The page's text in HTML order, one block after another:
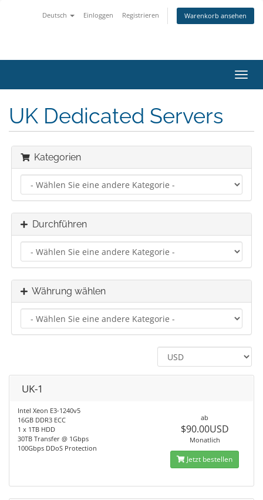
Deutsch Einloggen Registrieren Warenkorb ansehen
ein-/
UK Dedicated Servers
Kategorien
Durchführen
Währung wählen
UK-1
Intel Xeon E3-1240v5
16GB DDR3 ECC
1 x 1TB HDD
30TB Transfer @ 1Gbps
100Gbps DDoS Protection
ab
$90.00USD
Monatlich
Jetzt bestellen